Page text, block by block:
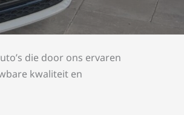
die door ons ervaren
kwaliteit en